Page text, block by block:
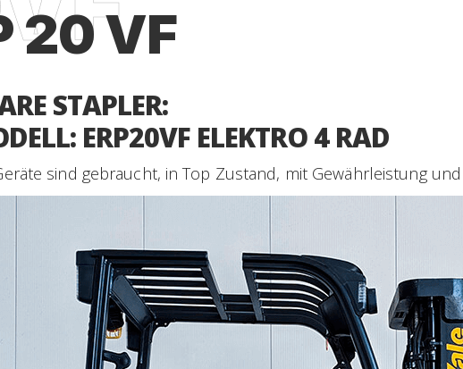
20 VF
STAPLER:
ERP20VF ELEKTRO 4 RAD
sind gebraucht, in Top Zustand, mit Gewährleistung